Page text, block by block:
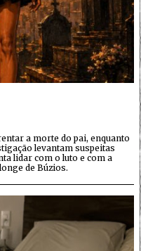
a morte do pai, enquanto
levantam suspeitas
lidar com o luto e com a
de Búzios.